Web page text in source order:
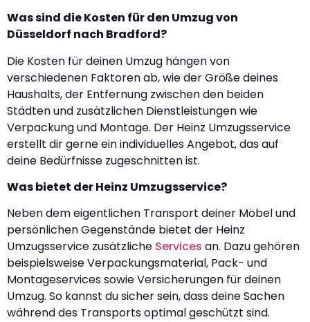
Was sind die Kosten für den Umzug von
Düsseldorf nach Bradford?
Die Kosten für deinen Umzug hängen von
verschiedenen Faktoren ab, wie der Größe deines
Haushalts, der Entfernung zwischen den beiden
Städten und zusätzlichen Dienstleistungen wie
Verpackung und Montage. Der Heinz Umzugsservice
erstellt dir gerne ein individuelles Angebot, das auf
deine Bedürfnisse zugeschnitten ist.
Was bietet der Heinz Umzugsservice?
Neben dem eigentlichen Transport deiner Möbel und
persönlichen Gegenstände bietet der Heinz
Umzugsservice zusätzliche Services an. Dazu gehören
beispielsweise Verpackungsmaterial, Pack- und
Montageservices sowie Versicherungen für deinen
Umzug. So kannst du sicher sein, dass deine Sachen
während des Transports optimal geschützt sind.